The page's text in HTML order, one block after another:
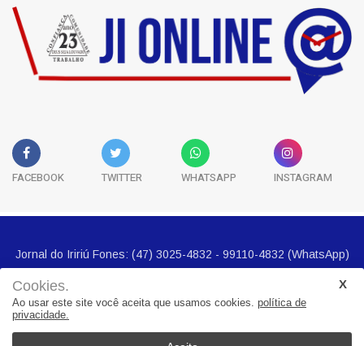
Cookies.
Ao usar este site você aceita que usamos cookies. política de
privacidade.
FACEBOOK TWITTER WHATSAPP INSTAGRAM
Jornal do Iririú Fones: (47) 3025-4832 - 99110-4832 (WhatsApp)
E-mail imprensa@jornalbairros.com.br